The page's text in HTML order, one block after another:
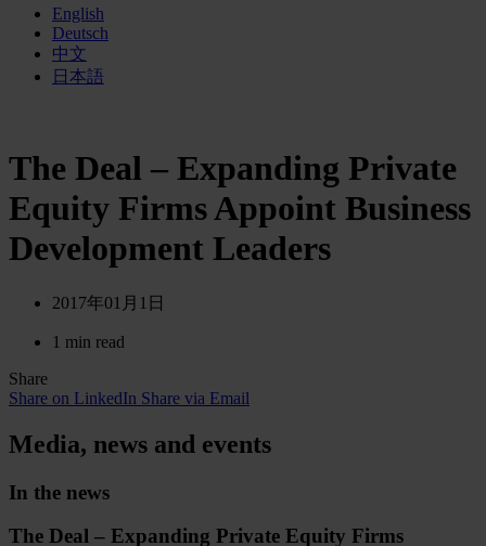
English
Deutsch
中文
日本語
The Deal – Expanding Private
Equity Firms Appoint Business
Development Leaders
2017年01月1日
1 min read
Share
Share on LinkedIn Share via Email
Media, news and events
In the news
The Deal – Expanding Private Equity Firms